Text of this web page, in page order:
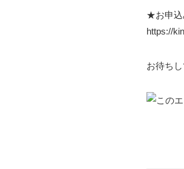
★お申込
https://
お待ち